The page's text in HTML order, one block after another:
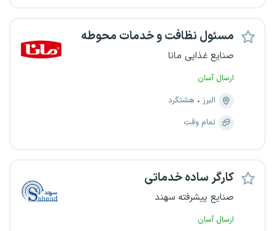
مسئول نظافت و خدمات محوطه
صنایع غذایی مانا
ارسال آسان
البرز
هشتگرد
تمام وقت
کارگر ساده خدماتی
صنایع پیشرفته سهند
ارسال آسان